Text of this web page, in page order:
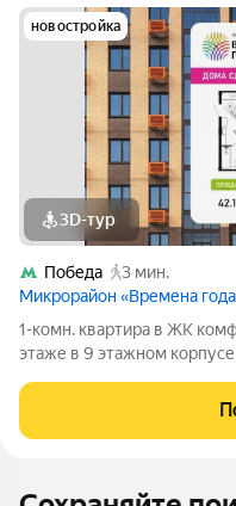
новостройка
3D-тур
Победа
3 мин.
Микрорайон «Времена
1-комн. квартира в ЖК
этаже в 9 этажном
современный жилой
расположенный в тихом и